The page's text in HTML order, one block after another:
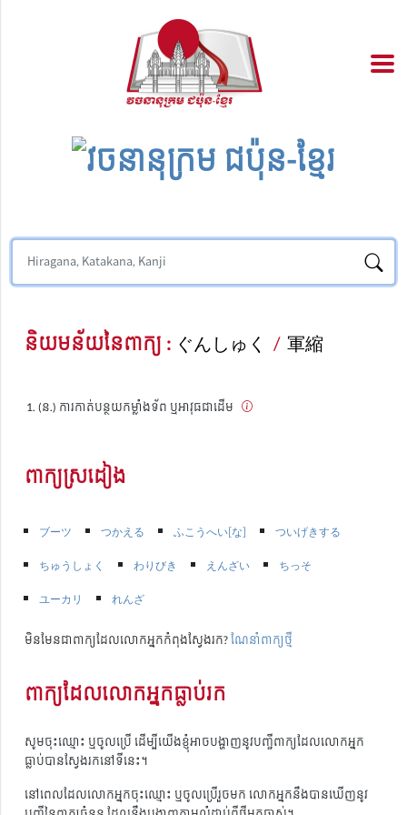
និយមន័យនៃពាក្យ : ぐんしゅく / 軍縮
(ន.) ការកាត់បន្ថយកម្លាំងទ័ព ឬអាវុធជាដើម
ពាក្យស្រដៀង
ブーツ つかえる ふこうへい[な]
ついげきする
ちゅうしょく
わりびき えんざい
ちっそ
ユーカリ
れんざ
មិនមែនជាពាក្យដែលលោកអ្នកកំពុងស្វែងរក?ណែនាំពាក្យថ្មី
ពាក្យដែលលោកអ្នកធ្លាប់រក
សូមចុះឈ្មោះ ឬចូលប្រើ ដើម្បីយើងខ្ញុំអាចបង្ហាញនូវបញ្ជីពាក្យដែលលោកអ្នក
ធ្លាប់បានស្វែងរកនៅទីនេះ។
នៅពេលដែលលោកអ្នកចុះឈ្មោះ ឬចូលប្រើរួចមក លោកអ្នកនឹងបានឃើញនូវ